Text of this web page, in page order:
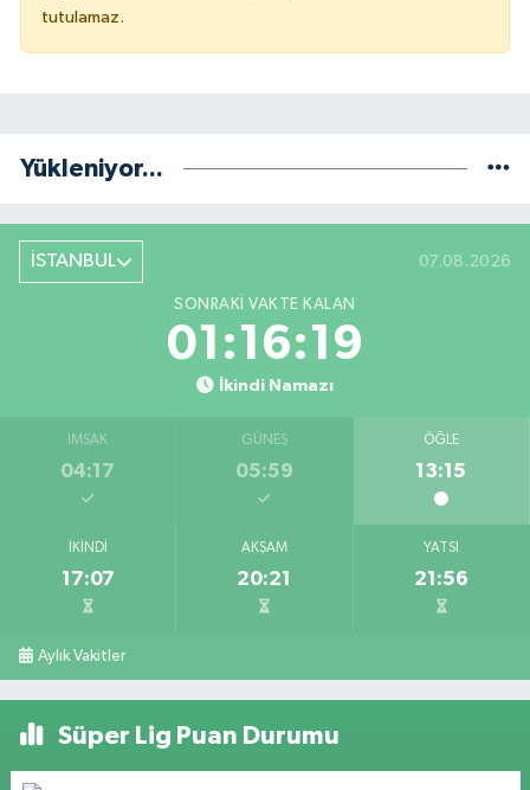
tutulamaz.
Yükleniyor...
İSTANBUL 07.08.2026
SONRAKI VAKTE KALAN
01:16:19
İkindi Namazı
İMSAK
04:17
GÜNEŞ
05:59
ÖĞLE
13:15
İKINDI
17:07
AKŞAM
20:21
YATSI
21:56
Aylık Vakitler
Süper Lig Puan Durumu